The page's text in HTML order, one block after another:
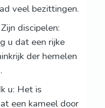
veel bezittingen.
discipelen:
u dat een rijke
der hemelen
u: Het is
een kameel door